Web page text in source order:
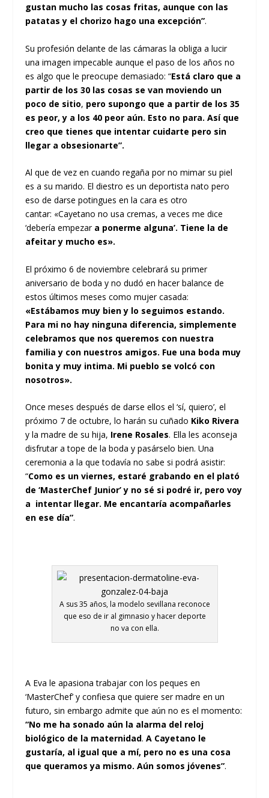
gustan mucho las cosas fritas, aunque con las
patatas y el chorizo hago una excepción”.
Su profesión delante de las cámaras la obliga a lucir
una imagen impecable aunque el paso de los años no
es algo que le preocupe demasiado: “Está claro que a
partir de los 30 las cosas se van moviendo un
poco de sitio, pero supongo que a partir de los 35
es peor, y a los 40 peor aún. Esto no para. Así que
creo que tienes que intentar cuidarte pero sin
llegar a obsesionarte”.
Al que de vez en cuando regaña por no mimar su piel
es a su marido. El diestro es un deportista nato pero
eso de darse potingues en la cara es otro
cantar: «Cayetano no usa cremas, a veces me dice
‘debería empezar a ponerme alguna’. Tiene la de
afeitar y mucho es».
El próximo 6 de noviembre celebrará su primer
aniversario de boda y no dudó en hacer balance de
estos últimos meses como mujer casada:
«Estábamos muy bien y lo seguimos estando.
Para mi no hay ninguna diferencia, simplemente
celebramos que nos queremos con nuestra
familia y con nuestros amigos. Fue una boda muy
bonita y muy intima. Mi pueblo se volcó con
nosotros».
Once meses después de darse ellos el ‘sí, quiero’, el
próximo 7 de octubre, lo harán su cuñado Kiko Rivera
y la madre de su hija, Irene Rosales. Ella les aconseja
disfrutar a tope de la boda y pasárselo bien. Una
ceremonia a la que todavía no sabe si podrá asistir:
“Como es un viernes, estaré grabando en el plató
de ‘MasterChef Junior’ y no sé si podré ir, pero voy
a intentar llegar. Me encantaría acompañarles
en ese día”.
A sus 35 años, la modelo sevillana reconoce
que eso de ir al gimnasio y hacer deporte
no va con ella.
A Eva le apasiona trabajar con los peques en
‘MasterChef’ y confiesa que quiere ser madre en un
futuro, sin embargo admite que aún no es el momento:
“No me ha sonado aún la alarma del reloj
biológico de la maternidad.A Cayetano le
gustaría, al igual que a mí, pero no es una cosa
que queramos ya mismo. Aún somos jóvenes”.